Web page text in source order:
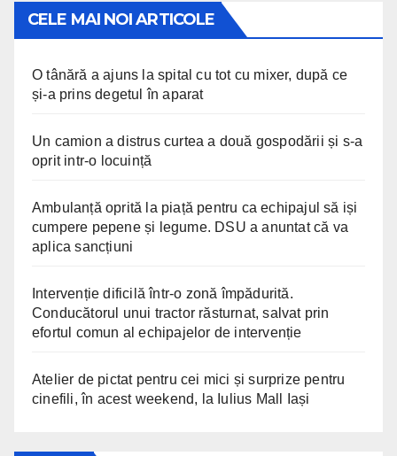
CELE MAI NOI ARTICOLE
O tânără a ajuns la spital cu tot cu mixer, după ce
și-a prins degetul în aparat
Un camion a distrus curtea a două gospodării și s-a
oprit intr-o locuință
Ambulanță oprită la piață pentru ca echipajul să iși
cumpere pepene și legume. DSU a anuntat că va
aplica sancțiuni
Intervenție dificilă într-o zonă împădurită.
Conducătorul unui tractor răsturnat, salvat prin
efortul comun al echipajelor de intervenție
Atelier de pictat pentru cei mici și surprize pentru
cinefili, în acest weekend, la Iulius Mall Iași